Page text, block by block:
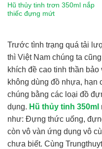
Hũ thủy tinh trơn 350ml nắp
thiếc đựng mứt
Trước tình trạng quá tải
thì Việt Nam chúng ta
khích đề cao tinh thần
không dùng đồ nhựa, hạn
chúng bằng các loại đồ
dụng. Hũ thủy tinh 350ml
như: Đựng thức uống,
còn vô vàn ứng dụng vô
chưa biết. Cùng